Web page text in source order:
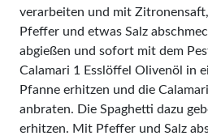
verarbeiten und mit
Pfeffer und etwas Salz
abgießen und sofort mit dem
Calamari 1 Esslöffel Olivenöl in
Pfanne erhitzen und die
anbraten. Die Spaghetti dazu
erhitzen. Mit Pfeffer und Salz